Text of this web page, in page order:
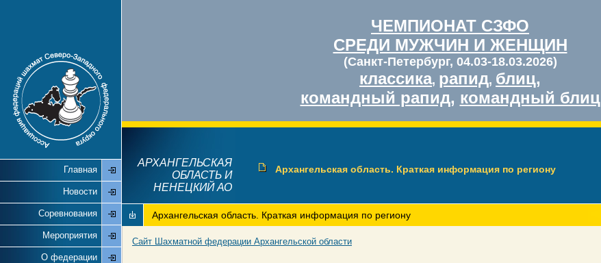
ЧЕМПИОНАТ СЗФО
СРЕДИ МУЖЧИН И ЖЕНЩИН
(Санкт-Петербург, 04.03-18.03.2026)
классика, рапид, блиц,
командный рапид, командный блиц
Главная
Новости
Соревнования
Мероприятия
О федерации
АРХАНГЕЛЬСКАЯ
ОБЛАСТЬ И
НЕНЕЦКИЙ АО
Архангельская область. Краткая информация по региону
Архангельская область. Краткая информация по региону
Сайт Шахматной федерации Архангельской области